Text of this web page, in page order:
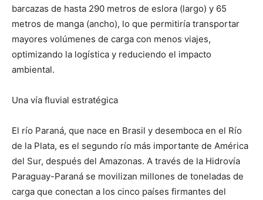
barcazas de hasta 290 metros de eslora (largo) y 65
metros de manga (ancho), lo que permitiría transportar
mayores volúmenes de carga con menos viajes,
optimizando la logística y reduciendo el impacto
ambiental.
Una vía fluvial estratégica
El río Paraná, que nace en Brasil y desemboca en el Río
de la Plata, es el segundo río más importante de América
del Sur, después del Amazonas. A través de la Hidrovía
Paraguay-Paraná se movilizan millones de toneladas de
carga que conectan a los cinco países firmantes del